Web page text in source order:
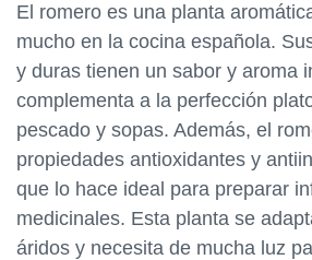
El romero es una planta
mucho en la cocina española.
y duras tienen un sabor y aroma
complementa a la perfección
pescado y sopas. Además, el
propiedades antioxidantes y
que lo hace ideal para preparar
medicinales. Esta planta se
áridos y necesita de mucha luz